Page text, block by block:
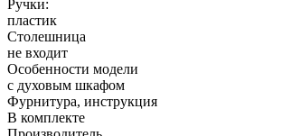
Ручки:
пластик
Столешница
не входит
Особенности модели
с духовым шкафом
Фурнитура, инструкция
В комплекте